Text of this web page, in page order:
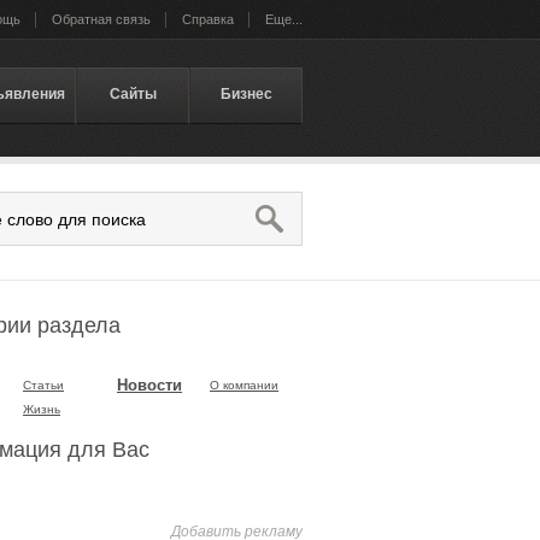
Обратная связь Справка Еще...
Сайты Бизнес
раздела
Статьи Новости
О компании
Жизнь
для Вас
Добавить рекламу